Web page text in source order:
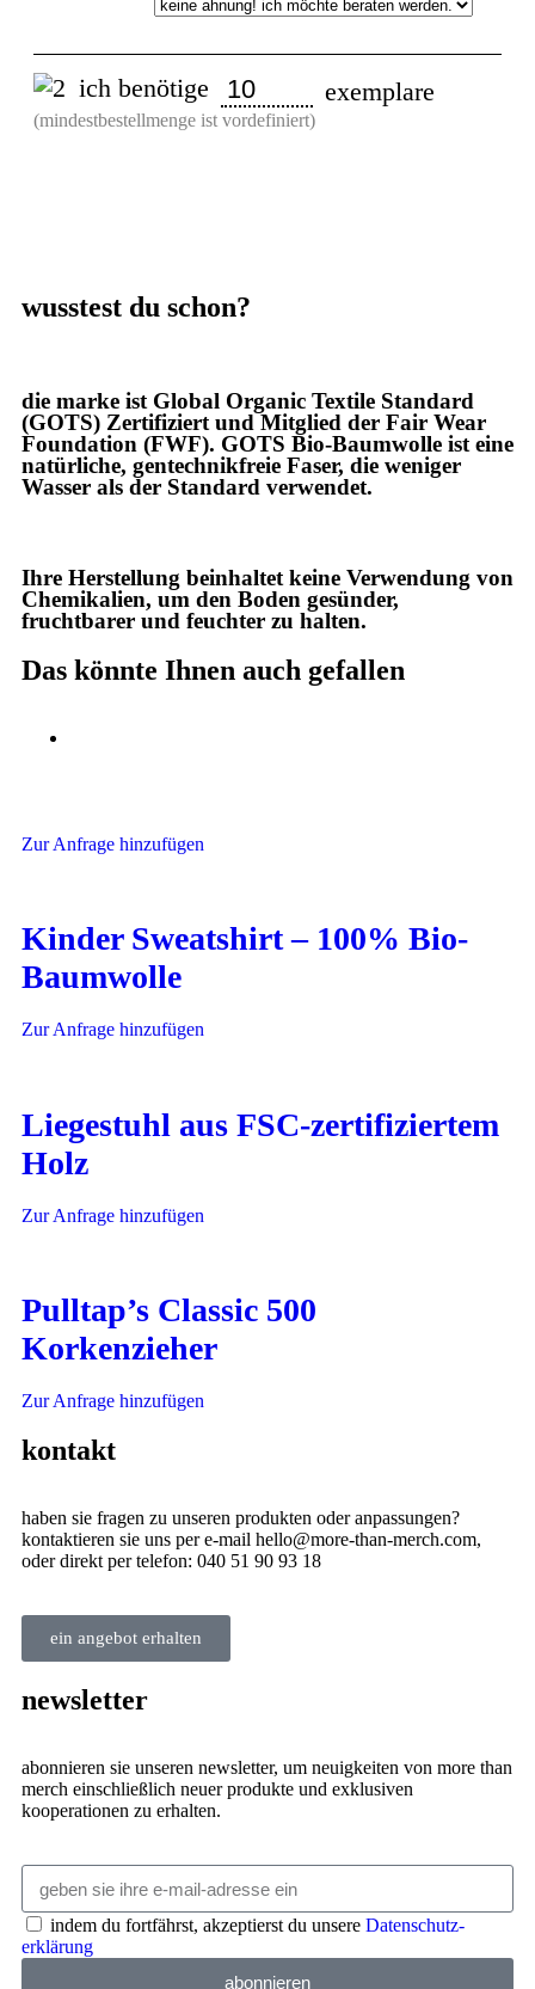
ich benötige exemplare
(mindestbestellmenge ist vordefiniert)
wusstest du schon?
die marke ist Global Organic Textile Standard
(GOTS) Zertifiziert und Mitglied der Fair Wear
Foundation (FWF). GOTS Bio-Baumwolle ist eine
natürliche, gentechnikfreie Faser, die weniger
Wasser als der Standard verwendet.
Ihre Herstellung beinhaltet keine Verwendung von
Chemikalien, um den Boden gesünder,
fruchtbarer und feuchter zu halten.
Das könnte Ihnen auch gefallen
Zur Anfrage hinzufügen
Kinder Sweatshirt – 100% Bio-
Baumwolle
Zur Anfrage hinzufügen
Liegestuhl aus FSC-zertifiziertem
Holz
Zur Anfrage hinzufügen
Pulltap’s Classic 500
Korkenzieher
Zur Anfrage hinzufügen
kontakt
haben sie fragen zu unseren produkten oder anpassungen?
kontaktieren sie uns per e-mail hello@more-than-merch.com,
oder direkt per telefon: 040 51 90 93 18
ein angebot erhalten
newsletter
abonnieren sie unseren newsletter, um neuigkeiten von more than
merch einschließlich neuer produkte und exklusiven
kooperationen zu erhalten.
indem du fortfährst, akzeptierst du unsere Datenschutz­
erklärung
abonnieren